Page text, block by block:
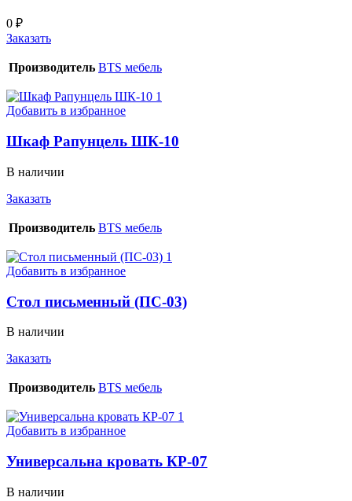
0 ₽
Заказать
Производитель BTS мебель
Добавить в избранное
Шкаф Рапунцель ШК-10
В наличии
Заказать
Производитель BTS мебель
Добавить в избранное
Стол письменный (ПС-03)
В наличии
Заказать
Производитель BTS мебель
Добавить в избранное
Универсальна кровать КР-07
В наличии